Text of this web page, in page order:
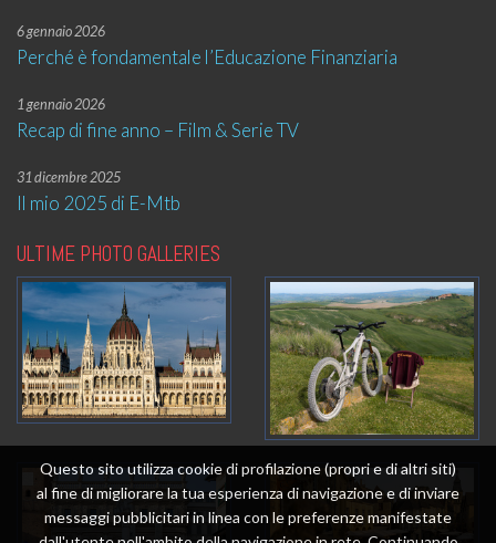
6 gennaio 2026
Perché è fondamentale l’Educazione Finanziaria
1 gennaio 2026
Recap di fine anno – Film & Serie TV
31 dicembre 2025
Il mio 2025 di E-Mtb
ULTIME PHOTO GALLERIES
Questo sito utilizza cookie di profilazione (propri e di altri siti)
al fine di migliorare la tua esperienza di navigazione e di inviare
messaggi pubblicitari in linea con le preferenze manifestate